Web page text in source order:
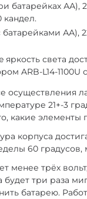
АА),
кандел.
АА),
света
ARB-L14-1100U
21+-3
какие элементы
корпуса
60
трёх
три раза
батарею.